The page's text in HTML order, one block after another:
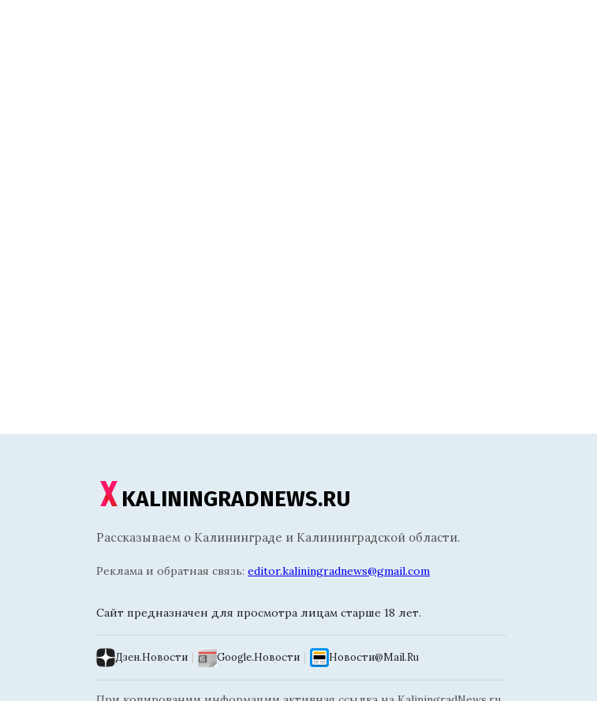
KALININGRADNEWS.RU
Рассказываем о Калининграде и Калининградской области.
Реклама и обратная связь: editor.kaliningradnews@gmail.com
Сайт предназначен для просмотра лицам старше 18 лет.
Дзен.Новости | Google.Новости | Новости@Mail.Ru